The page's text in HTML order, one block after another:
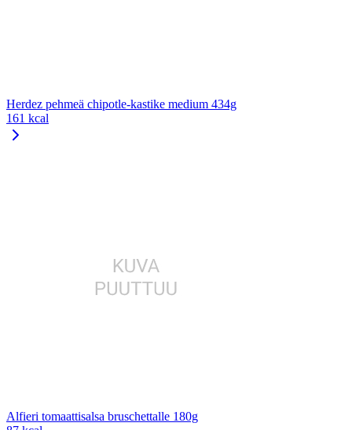
Herdez pehmeä chipotle-kastike medium 434g
161 kcal
Alfieri tomaattisalsa bruschettalle 180g